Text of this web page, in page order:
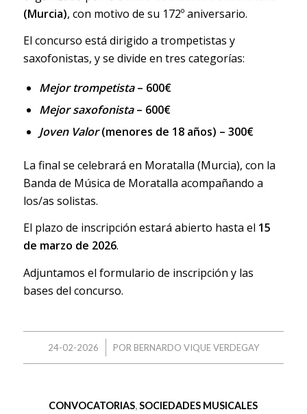
(Murcia), con motivo de su 172º aniversario.
El concurso está dirigido a trompetistas y
saxofonistas, y se divide en tres categorías:
Mejor trompetista– 600€
Mejor saxofonista– 600€
Joven Valor(menores de 18 años) – 300€
La final se celebrará en Moratalla (Murcia), con la
Banda de Música de Moratalla acompañando a
los/as solistas.
El plazo de inscripción estará abierto hasta el 15
de marzo de 2026.
Adjuntamos el formulario de inscripción y las
bases del concurso.
24-02-2026
/ POR BERNARDO VIQUE VERDEGAY
CONVOCATORIAS,SOCIEDADES MUSICALES